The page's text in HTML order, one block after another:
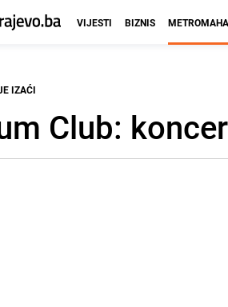
VIJESTI BIZNIS
IZAĆI
Club: